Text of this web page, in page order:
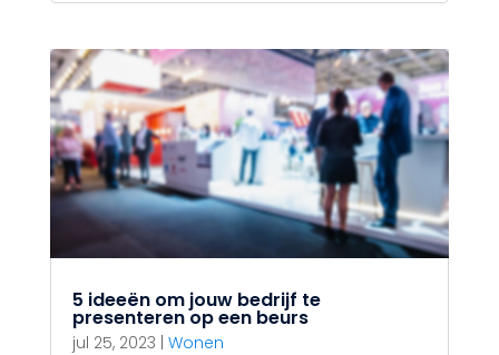
5 ideeën om jouw bedrijf te
presenteren op een beurs
jul 25, 2023 | Wonen